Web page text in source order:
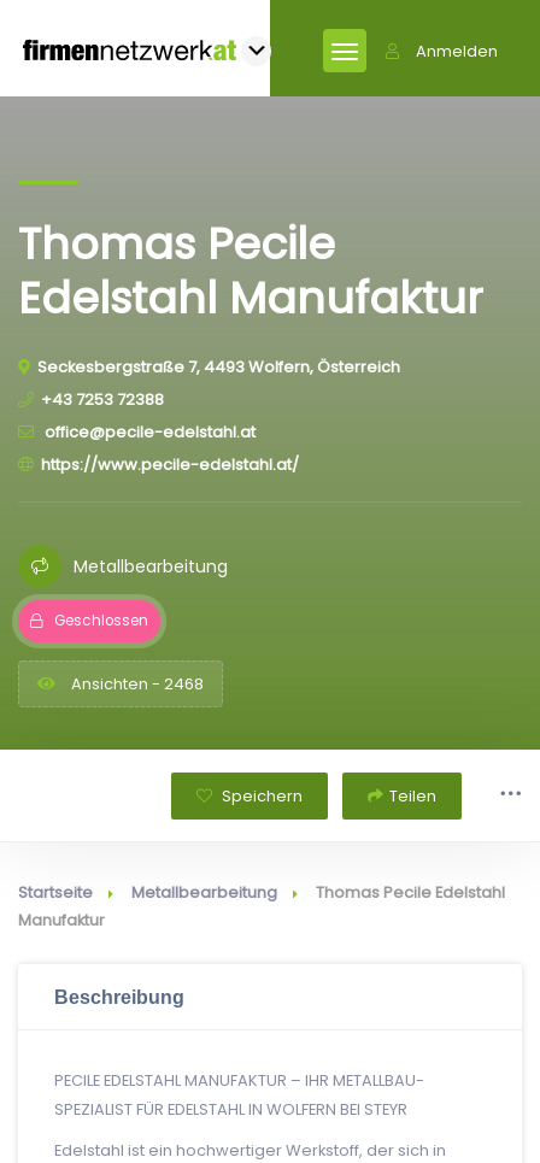
Anmelden
Thomas Pecile
Edelstahl Manufaktur
Seckesbergstraße 7, 4493 Wolfern, Österreich
+43 7253 72388
office@pecile-edelstahl.at
https://www.pecile-edelstahl.at/
Metallbearbeitung
Geschlossen
Ansichten - 2468
Speichern Teilen
Startseite Metallbearbeitung
Thomas Pecile Edelstahl
Manufaktur
Beschreibung
PECILE EDELSTAHL MANUFAKTUR – IHR METALLBAU-
SPEZIALIST FÜR EDELSTAHL IN WOLFERN BEI STEYR
Edelstahl ist ein hochwertiger Werkstoff, der sich in